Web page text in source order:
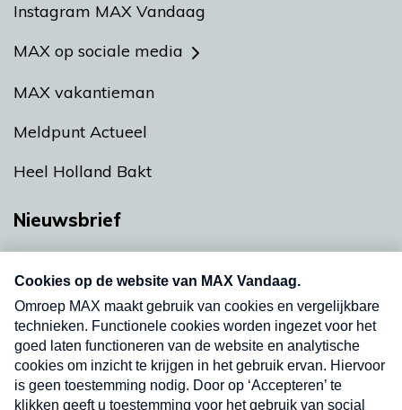
Instagram MAX Vandaag
MAX op sociale media
MAX vakantieman
Meldpunt Actueel
Heel Holland Bakt
Nieuwsbrief
Neem hier een gratis abonnement op onze
nieuwsbrief. Elke vrijdag- en dinsdagochtend in
uw mailbox.
Verzend